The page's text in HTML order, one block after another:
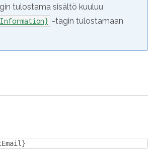
tulostama sisältö kuuluu
-tagin tulostamaan